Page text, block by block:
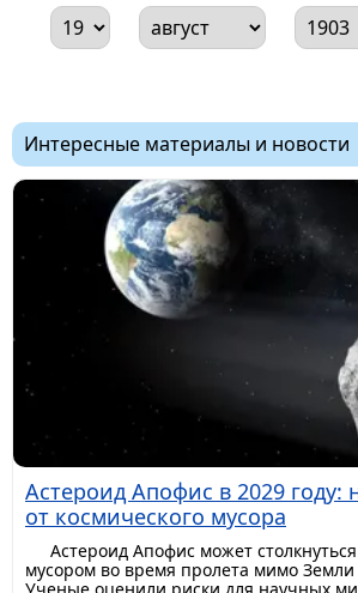
Интересные материалы и новости
Астероид Апофис в 2029 году:
от космического мусора
Астероид Апофис может
мусором во время пролета мимо Земли
Ученые оценили риски для научных